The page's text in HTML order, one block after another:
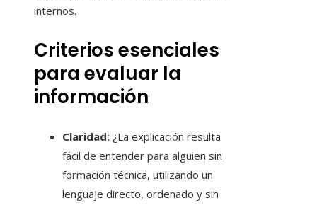
internos.
Criterios esenciales
para evaluar la
información
Claridad: ¿La explicación resulta
fácil de entender para alguien sin
formación técnica, utilizando un
lenguaje directo, ordenado y sin